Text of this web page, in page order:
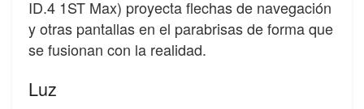
ID.4 1ST Max) proyecta flechas de navegación
y otras pantallas en el parabrisas de forma que
se fusionan con la realidad.
Luz